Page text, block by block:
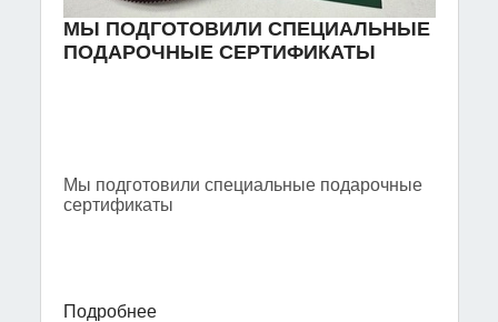
МЫ ПОДГОТОВИЛИ СПЕЦИАЛЬНЫЕ
ПОДАРОЧНЫЕ СЕРТИФИКАТЫ
Мы подготовили специальные подарочные
сертификаты
Подробнее